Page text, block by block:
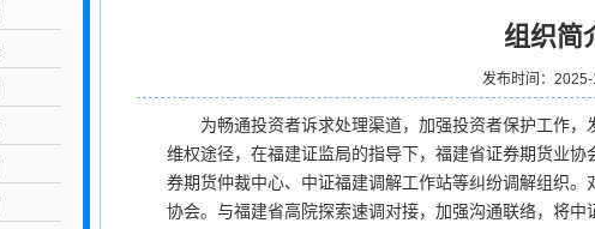
组织简
发布时间：
为畅通投资者诉求处理渠道，加强投资者保护工作
维权途径，在福建证监局的指导下，福建省证券期货业
券期货仲裁中心、中证福建调解工作站等纠纷调解组织
协会。与福建省高院探索速调对接，加强沟通联络，将